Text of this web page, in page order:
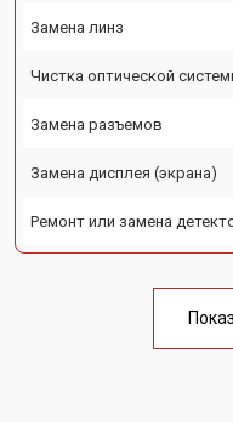
Замена линз
Чистка оптической
Замена разъемов
Замена дисплея (экрана)
Ремонт или замена